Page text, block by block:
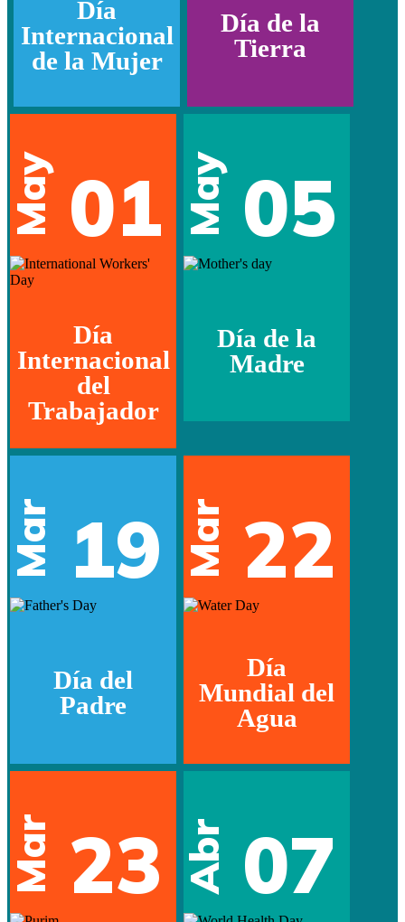
Día
Internacional
de la Mujer
Día de la
Tierra
May 01
Día
Internacional
del
Trabajador
May 05
Día de la
Madre
Mar 19
Día del
Padre
Mar 22
Día
Mundial del
Agua
Mar 23 Abr 07